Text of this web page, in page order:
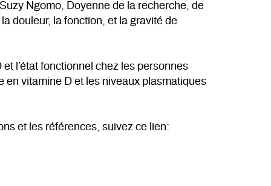
Ngomo, Doyenne de la recherche, de
douleur, la fonction, et la gravité de
l’état fonctionnel chez les personnes
en vitamine D et les niveaux plasmatiques
et les références, suivez ce lien: